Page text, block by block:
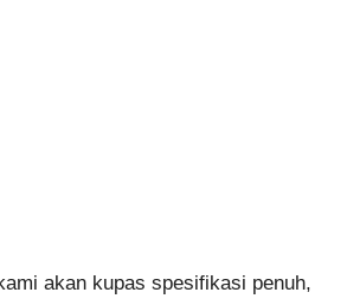
akan kupas spesifikasi penuh,